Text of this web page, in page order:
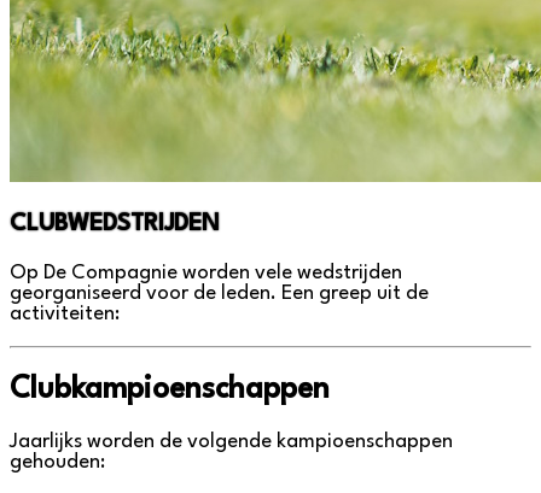
CLUBWEDSTRIJDEN
Op De Compagnie worden vele wedstrijden
georganiseerd voor de leden. Een greep uit de
activiteiten:
Clubkampioenschappen
Jaarlijks worden de volgende kampioenschappen
gehouden: